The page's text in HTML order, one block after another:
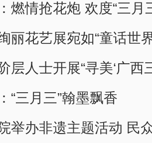
燃情抢花炮 欢度“三月
丽花艺展宛如“童话世
层人士开展“寻美‘广西
“三月三”翰墨飘香
举办非遗主题活动 民